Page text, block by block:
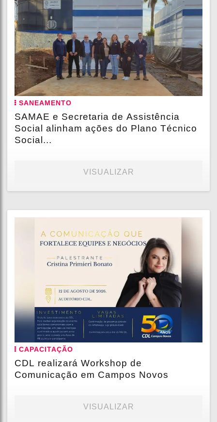
SANEAMENTO
SAMAE e Secretaria de Assistência
Social alinham ações do Plano Técnico
Social...
VISUALIZAR
CAPACITAÇÃO
CDL realizará Workshop de
Comunicação em Campos Novos
VISUALIZAR